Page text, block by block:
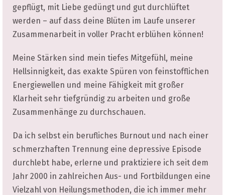
gepflügt, mit Liebe gedüngt und gut durchlüftet
werden – auf dass deine Blüten im Laufe unserer
Zusammenarbeit in voller Pracht erblühen können!
Meine Stärken sind mein tiefes Mitgefühl, meine
Hellsinnigkeit, das exakte Spüren von feinstofflichen
Energiewellen und meine Fähigkeit mit großer
Klarheit sehr tiefgründig zu arbeiten und große
Zusammenhänge zu durchschauen.
Da ich selbst ein berufliches Burnout und nach einer
schmerzhaften Trennung eine depressive Episode
durchlebt habe, erlerne und praktiziere ich seit dem
Jahr 2000 in zahlreichen Aus- und Fortbildungen eine
Vielzahl von Heilungsmethoden, die ich immer mehr